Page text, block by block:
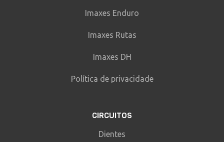
Imaxes Enduro
Imaxes Rutas
Imaxes DH
Política de privacidade
CIRCUITOS
Dientes